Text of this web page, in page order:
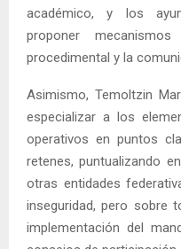
académico, y los
proponer
procedimental y la
Asimismo, Temoltzin
especializar a los
operativos en puntos
retenes, puntualizando
otras entidades
inseguridad, pero sobre
implementación del